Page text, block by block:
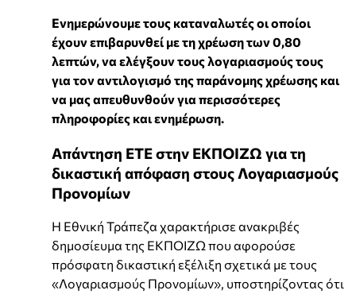
Ενημερώνουμε τους καταναλωτές οι οποίοι
έχουν επιβαρυνθεί με τη χρέωση των 0,80
λεπτών, να ελέγξουν τους λογαριασμούς τους
για τον αντιλογισμό της παράνομης χρέωσης και
να μας απευθυνθούν για περισσότερες
πληροφορίες και ενημέρωση.
Απάντηση ΕΤΕ στην ΕΚΠΟΙΖΩ για τη
δικαστική απόφαση στους Λογαριασμούς
Προνομίων
Η Εθνική Τράπεζα χαρακτήρισε ανακριβές
δημοσίευμα της ΕΚΠΟΙΖΩ που αφορούσε
πρόσφατη δικαστική εξέλιξη σχετικά με τους
«Λογαριασμούς Προνομίων», υποστηρίζοντας ότι